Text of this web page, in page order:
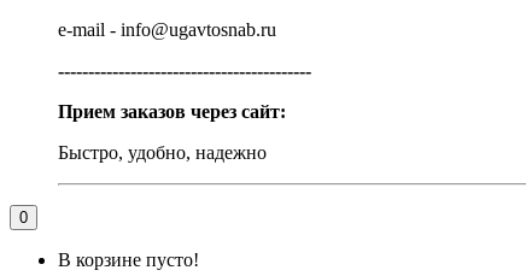
e-mail - info@ugavtosnab.ru
------------------------------------------
Прием заказов через сайт:
Быстро, удобно, надежно
0
В корзине пусто!